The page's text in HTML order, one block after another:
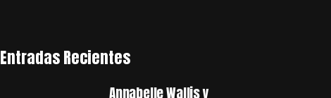
Entradas Recientes
Annabelle Wallis y